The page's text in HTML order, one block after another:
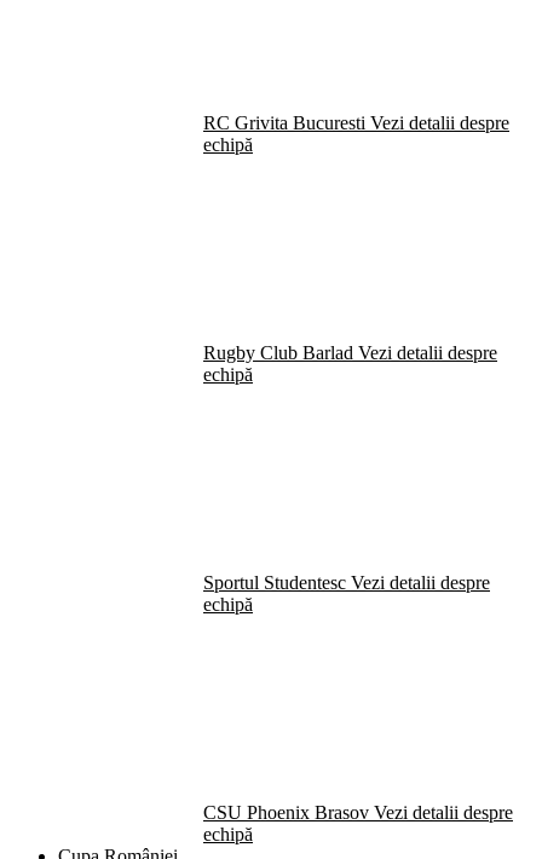
RC Grivita Bucuresti Vezi detalii despre
echipă
Rugby Club Barlad Vezi detalii despre
echipă
Sportul Studentesc Vezi detalii despre
echipă
CSU Phoenix Brasov Vezi detalii despre
echipă